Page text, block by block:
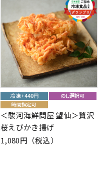
＜駿河海鮮問屋 望仙＞贅沢
桜えびかき揚げ
1,080円（税込）